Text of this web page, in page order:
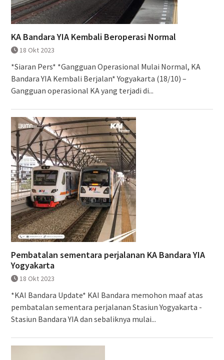
KA Bandara YIA Kembali Beroperasi Normal
18 Okt 2023
*Siaran Pers* *Gangguan Operasional Mulai Normal, KA
Bandara YIA Kembali Berjalan* Yogyakarta (18/10) –
Gangguan operasional KA yang terjadi di...
Pembatalan sementara perjalanan KA Bandara YIA
Yogyakarta
18 Okt 2023
*KAI Bandara Update* KAI Bandara memohon maaf atas
pembatalan sementara perjalanan Stasiun Yogyakarta -
Stasiun Bandara YIA dan sebaliknya mulai...